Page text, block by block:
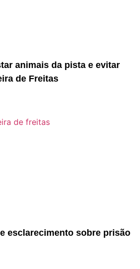
animais da pista e evitar
de Freitas
esclarecimento sobre prisão